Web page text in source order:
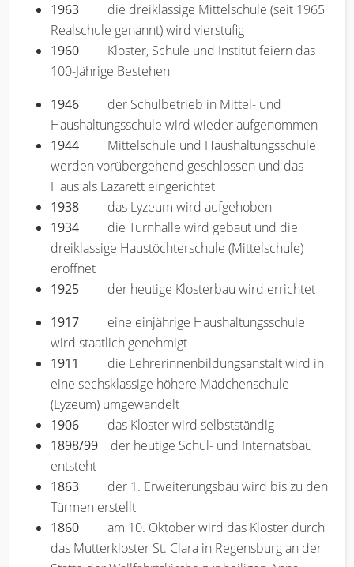
1963 die dreiklassige Mittelschule (seit 1965
Realschule genannt) wird vierstufig
1960 Kloster, Schule und Institut feiern das
100-Jährige Bestehen
1946 der Schulbetrieb in Mittel- und
Haushaltungsschule wird wieder aufgenommen
1944 Mittelschule und Haushaltungsschule
werden vorübergehend geschlossen und das
Haus als Lazarett eingerichtet
1938 das Lyzeum wird aufgehoben
1934 die Turnhalle wird gebaut und die
dreiklassige Haustöchterschule (Mittelschule)
eröffnet
1925 der heutige Klosterbau wird errichtet
1917 eine einjährige Haushaltungsschule
wird staatlich genehmigt
1911 die Lehrerinnenbildungsanstalt wird in
eine sechsklassige höhere Mädchenschule
(Lyzeum) umgewandelt
1906 das Kloster wird selbstständig
1898/99 der heutige Schul- und Internatsbau
entsteht
1863 der 1. Erweiterungsbau wird bis zu den
Türmen erstellt
1860
am 10. Oktober wird das Kloster durch
das Mutterkloster St. Clara in Regensburg an der